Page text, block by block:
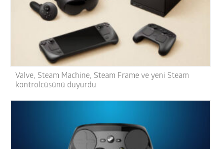
Valve, Steam Machine, Steam Frame ve yeni Steam
kontrolcüsünü duyurdu